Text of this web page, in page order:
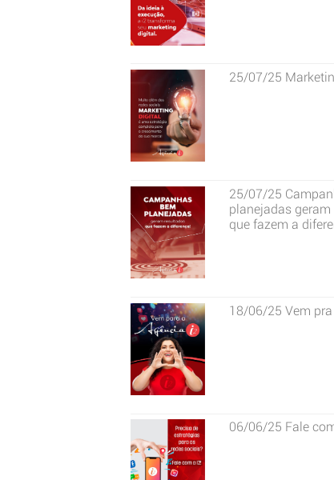
25/07/25
25/07/25
planejadas
que fazem a
18/06/25 Vem
06/06/25 Fale